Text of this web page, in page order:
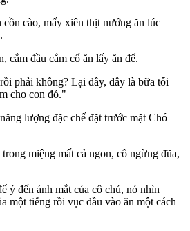
cồn cào, mấy xiên thịt nướng ăn lúc
cắm đầu cắm cổ ăn lấy ăn để.
phải không? Lại đây, đây là bữa tối
cho con đó."
lượng đặc chế đặt trước mặt Chó
miệng mất cả ngon, cô ngừng đũa,
ý đến ánh mắt của cô chủ, nó nhìn
một tiếng rồi vục đầu vào ăn một cách